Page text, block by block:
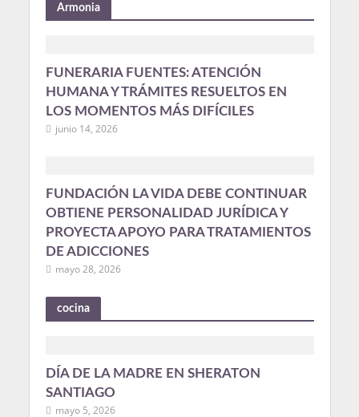
Armonia
FUNERARIA FUENTES: ATENCIÓN
HUMANA Y TRÁMITES RESUELTOS EN
LOS MOMENTOS MÁS DIFÍCILES
junio 14, 2026
FUNDACIÓN LA VIDA DEBE CONTINUAR
OBTIENE PERSONALIDAD JURÍDICA Y
PROYECTA APOYO PARA TRATAMIENTOS
DE ADICCIONES
mayo 28, 2026
cocina
DÍA DE LA MADRE EN SHERATON
SANTIAGO
mayo 5, 2026